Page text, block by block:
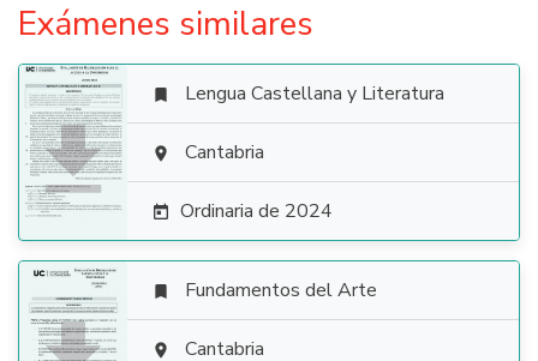
Exámenes similares

 Lengua Castellana y Literatura
 Cantabria
 Ordinaria de 2024
 Fundamentos del Arte
 Cantabria